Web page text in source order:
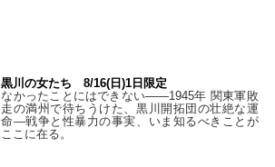
黒川の女たち 8/16(日)1日限定
なかったことにはできない——1945年 関東軍敗
走の満州で待ちうけた、黒川開拓団の壮絶な運
命―戦争と性暴力の事実、いま知るべきことが
ここに在る。